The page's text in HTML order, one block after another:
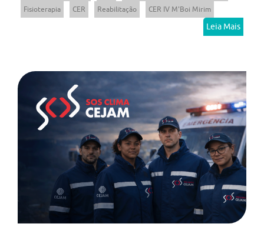
Fisioterapia
CER Reabilitação CER IV M'Boi Mirim
Leia Mais